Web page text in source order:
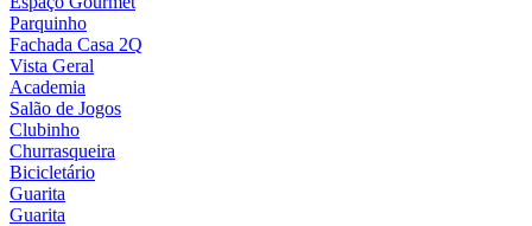
Parquinho
Fachada Casa 2Q
Vista Geral
Academia
Salão de Jogos
Clubinho
Churrasqueira
Bicicletário
Guarita
Guarita